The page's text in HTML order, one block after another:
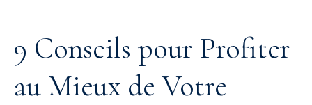
9 Conseils pour Profiter
au Mieux de Votre